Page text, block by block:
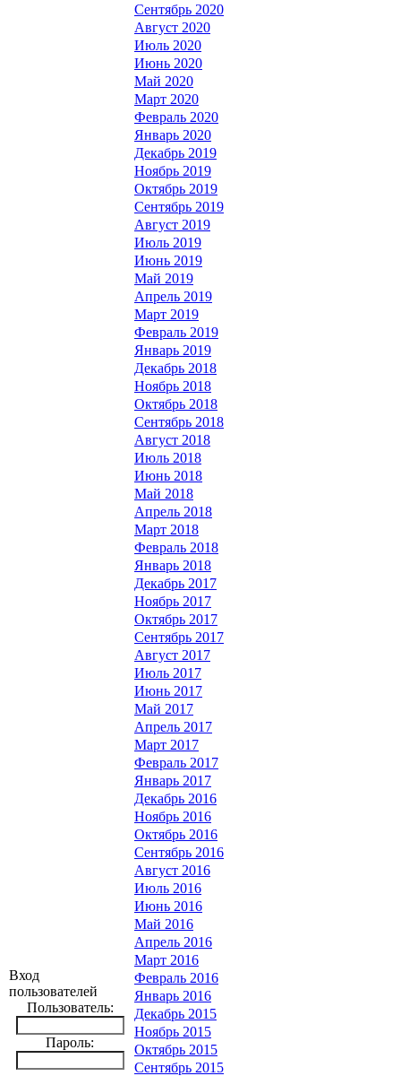
Вход
пользователей
Пользователь:
Пароль:
Сентябрь 2020
Август 2020
Июль 2020
Июнь 2020
Май 2020
Март 2020
Февраль 2020
Январь 2020
Декабрь 2019
Ноябрь 2019
Октябрь 2019
Сентябрь 2019
Август 2019
Июль 2019
Июнь 2019
Май 2019
Апрель 2019
Март 2019
Февраль 2019
Январь 2019
Декабрь 2018
Ноябрь 2018
Октябрь 2018
Сентябрь 2018
Август 2018
Июль 2018
Июнь 2018
Май 2018
Апрель 2018
Март 2018
Февраль 2018
Январь 2018
Декабрь 2017
Ноябрь 2017
Октябрь 2017
Сентябрь 2017
Август 2017
Июль 2017
Июнь 2017
Май 2017
Апрель 2017
Март 2017
Февраль 2017
Январь 2017
Декабрь 2016
Ноябрь 2016
Октябрь 2016
Сентябрь 2016
Август 2016
Июль 2016
Июнь 2016
Май 2016
Апрель 2016
Март 2016
Февраль 2016
Январь 2016
Декабрь 2015
Ноябрь 2015
Октябрь 2015
Сентябрь 2015